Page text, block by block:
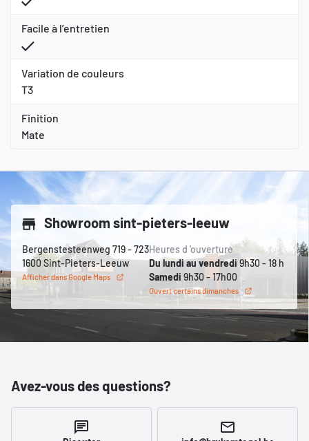
Facile à l’entretien
Variation de couleurs
T3
Finition
Mate
Showroom sint-pieters-leeuw
Bergenstesteenweg 719 - 723
1600 Sint-Pieters-Leeuw
Afficher dans Google Maps
Heures d 'ouverture
Du lundi au vendredi 9h30 - 18 h
Samedi 9h30 - 17h00
Ouvert certains dimanches
Avez-vous des questions?